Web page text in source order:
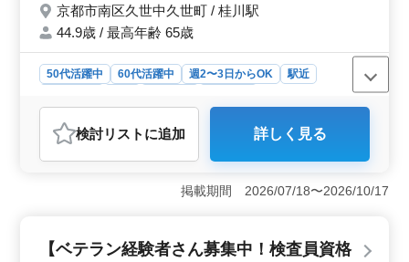
京都市南区久世中久世町 / 桂川駅
44.9歳 / 最高年齢 65歳
50代活躍中 60代活躍中 週2〜3日からOK
駅近
調理師・調理補助・スタッフ
おすすめポイント
＜中高年活躍中の柔軟な働き方＞ この求人では、中高
年の方を歓迎しており、特に中高年の方が活躍していま
す。勤務日数や時間については相談が可能で、週2〜3日
高時給と充実した福利厚生＞ 時給は1,200円から1,600
検討リスト に追加 詳しく見る
掲載期間 2026/07/18〜2026/10/17
【ベテラン経験者さん募集中！検査員資格